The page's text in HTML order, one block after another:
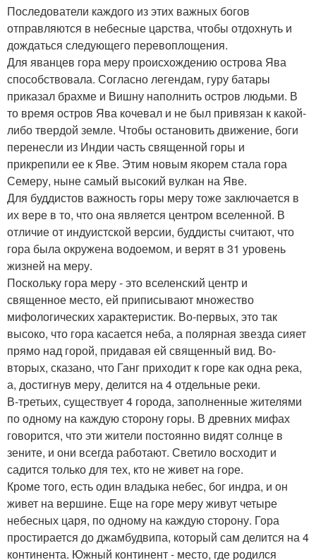
Последователи каждого из этих важных богов
отправляются в небесные царства, чтобы отдохнуть и
дождаться следующего перевоплощения.
Для яванцев гора меру происхождению острова Ява
способствовала. Согласно легендам, гуру батары
приказал брахме и Вишну наполнить остров людьми. В
то время остров Ява кочевал и не был привязан к какой-
либо твердой земле. Чтобы остановить движение, боги
перенесли из Индии часть священной горы и
прикрепили ее к Яве. Этим новым якорем стала гора
Семеру, ныне самый высокий вулкан на Яве.
Для буддистов важность горы меру тоже заключается в
их вере в то, что она является центром вселенной. В
отличие от индуистской версии, буддисты считают, что
гора была окружена водоемом, и верят в 31 уровень
жизней на меру.
Поскольку гора меру - это вселенский центр и
священное место, ей приписывают множество
мифологических характеристик. Во-первых, это так
высоко, что гора касается неба, а полярная звезда сияет
прямо над горой, придавая ей священный вид. Во-
вторых, сказано, что Ганг приходит к горе как одна река,
а, достигнув меру, делится на 4 отдельные реки.
В-третьих, существует 4 города, заполненные жителями
по одному на каждую сторону горы. В древних мифах
говорится, что эти жители постоянно видят солнце в
зените, и они всегда работают. Светило восходит и
садится только для тех, кто не живет на горе.
Кроме того, есть один владыка небес, бог индра, и он
живет на вершине. Еще на горе меру живут четыре
небесных царя, по одному на каждую сторону. Гора
простирается до джамбудвипа, который сам делится на 4
континента. Южный континент - место, где родился